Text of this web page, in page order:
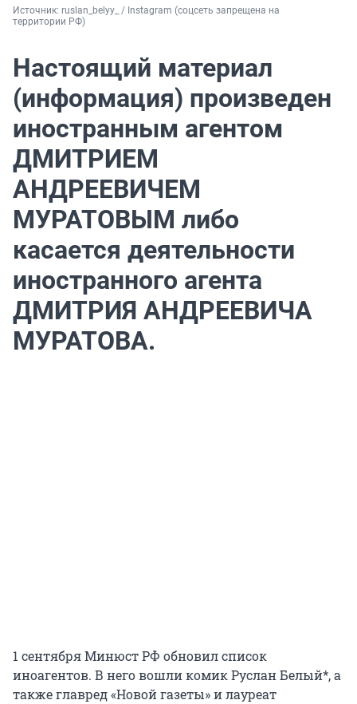
Источник: ruslan_belyy_ / Instagram (соцсеть запрещена на
территории РФ)
Настоящий материал
(информация) произведен
иностранным агентом
ДМИТРИЕМ
АНДРЕЕВИЧЕМ
МУРАТОВЫМ либо
касается деятельности
иностранного агента
ДМИТРИЯ АНДРЕЕВИЧА
МУРАТОВА.
1 сентября Минюст РФ обновил список
иноагентов. В него вошли комик Руслан Белый*, а
также главред «Новой газеты» и лауреат